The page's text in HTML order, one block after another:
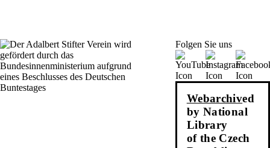
Folgen Sie uns
Webarchived
by National
Library
of the Czech